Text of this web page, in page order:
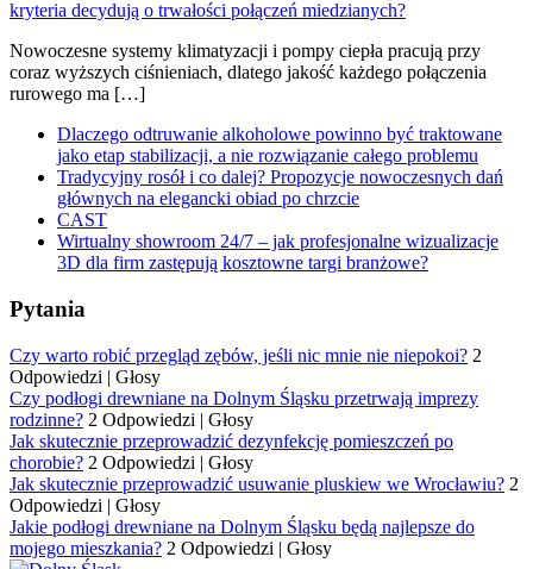
Nowoczesne systemy klimatyzacji i pompy ciepła pracują przy
coraz wyższych ciśnieniach, dlatego jakość każdego połączenia
rurowego ma […]
Dlaczego odtruwanie alkoholowe powinno być traktowane
jako etap stabilizacji, a nie rozwiązanie całego problemu
Tradycyjny rosół i co dalej? Propozycje nowoczesnych dań
głównych na elegancki obiad po chrzcie
CAST
Wirtualny showroom 24/7 – jak profesjonalne wizualizacje
3D dla firm zastępują kosztowne targi branżowe?
Pytania
Czy warto robić przegląd zębów, jeśli nic mnie nie niepokoi? 2
Odpowiedzi | Głosy
Czy podłogi drewniane na Dolnym Śląsku przetrwają imprezy
rodzinne? 2 Odpowiedzi | Głosy
Jak skutecznie przeprowadzić dezynfekcję pomieszczeń po
chorobie? 2 Odpowiedzi | Głosy
Jak skutecznie przeprowadzić usuwanie pluskiew we Wrocławiu? 2
Odpowiedzi | Głosy
Jakie podłogi drewniane na Dolnym Śląsku będą najlepsze do
mojego mieszkania? 2 Odpowiedzi | Głosy